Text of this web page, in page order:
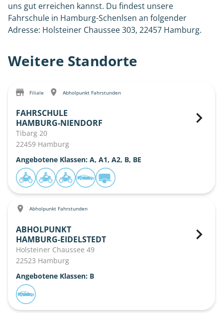
uns gut erreichen kannst. Du findest unsere
Fahrschule in Hamburg-Schenlsen an folgender
Adresse: Holsteiner Chaussee 303, 22457 Hamburg.
Weitere Standorte
Filiale Abholpunkt Fahrstunden
FAHRSCHULE
HAMBURG-NIENDORF
Tibarg 20
22459 Hamburg
Angebotene Klassen: A, A1, A2, B, BE
Abholpunkt Fahrstunden
ABHOLPUNKT
HAMBURG-EIDELSTEDT
Holsteiner Chaussee 49
22523 Hamburg
Angebotene Klassen: B